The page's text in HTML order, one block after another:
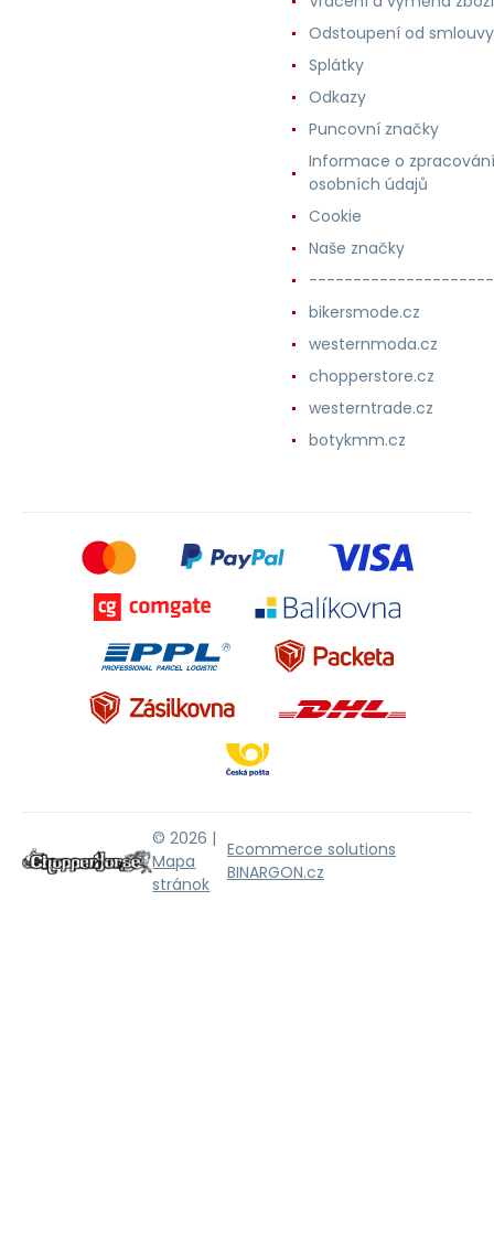
Odstoupení od smlouvy
Splátky
Odkazy
Puncovní značky
Informace o zpracování
osobních údajů
Cookie
Naše značky
bikersmode.cz
westernmoda.cz
chopperstore.cz
westerntrade.cz
botykmm.cz
© 2026 |
Mapa
stránok
Ecommerce solutions
BINARGON.cz